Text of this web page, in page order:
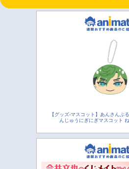
【グッズ-マスコット】あんさんぶ
んじゅうにぎにぎマスコット